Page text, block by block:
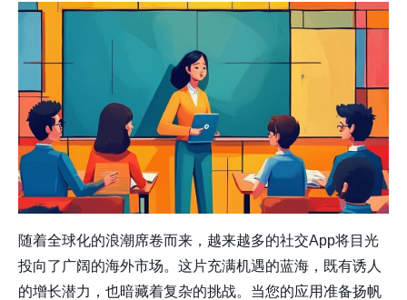
随着全球化的浪潮席卷而来，越来越多的社交App将目光
投向了广阔的海外市场。这片充满机遇的蓝海，既有诱人
的增长潜力，也暗藏着复杂的挑战。当您的应用准备扬帆